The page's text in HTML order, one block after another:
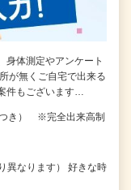
身体測定やアンケート
が無くご自宅で出来る
件もございます…
き） ※完全出来高制
異なります） 好きな時